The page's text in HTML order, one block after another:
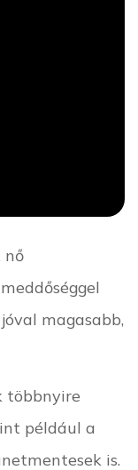
nő
magasabb,
többnyire
például a
is.